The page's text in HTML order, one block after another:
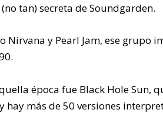
tan) secreta de Soundgarden.
Nirvana y Pearl Jam, ese
época fue Black Hole Sun,
hay más de 50 versiones